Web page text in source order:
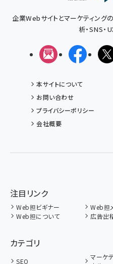
企業Webサイトとマーケティング
析・SNS・
メルマガ
本サイトについて
お問い合わせ
プライバシーポリシー
会社概要
注目リンク
Web担ビギナー Web担
Web担について
広告出
カテゴリ
SEO
マーケ